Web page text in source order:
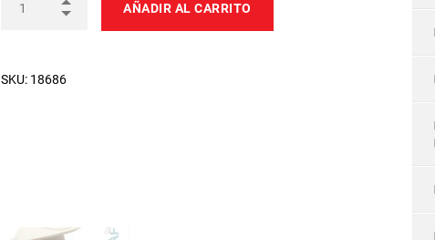
AÑADIR AL CARRITO
SKU: 18686